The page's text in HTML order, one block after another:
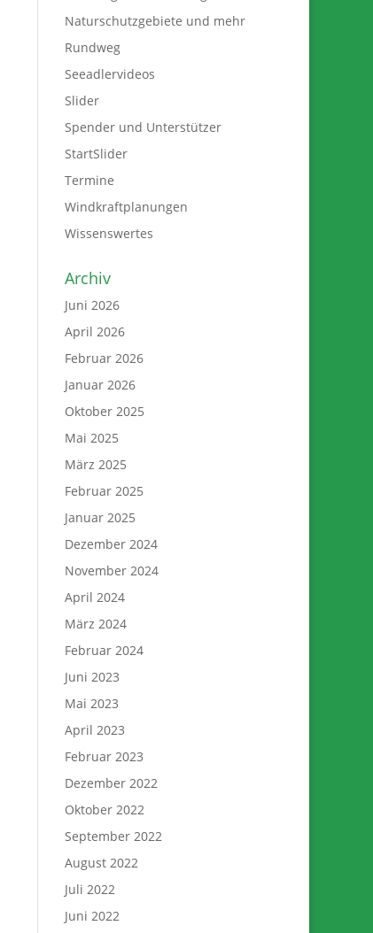
Naturschutzgebiete und mehr
Rundweg
Seeadlervideos
Slider
Spender und Unterstützer
StartSlider
Termine
Windkraftplanungen
Wissenswertes
Archiv
Juni 2026
April 2026
Februar 2026
Januar 2026
Oktober 2025
Mai 2025
März 2025
Februar 2025
Januar 2025
Dezember 2024
November 2024
April 2024
März 2024
Februar 2024
Juni 2023
Mai 2023
April 2023
Februar 2023
Dezember 2022
Oktober 2022
September 2022
August 2022
Juli 2022
Juni 2022